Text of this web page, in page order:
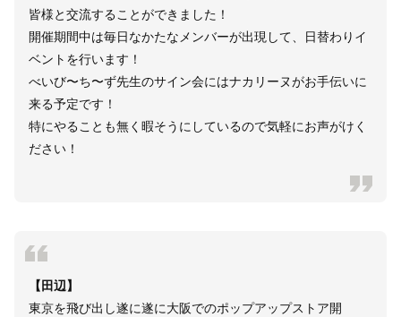
皆様と交流することができました！
開催期間中は毎日なかたなメンバーが出現して、日替わりイ
ベントを行います！
べいび〜ち〜ず先生のサイン会にはナカリーヌがお手伝いに
来る予定です！
特にやることも無く暇そうにしているので気軽にお声がけく
ださい！
【田辺】
東京を飛び出し遂に遂に大阪でのポップアップストア開